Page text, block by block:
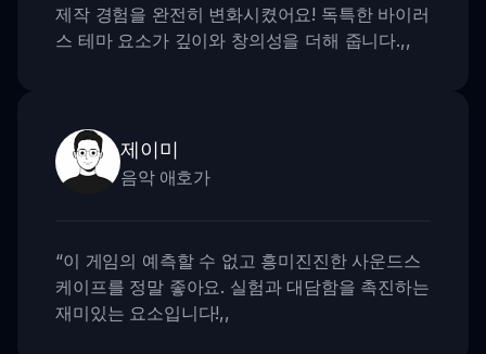
제작 경험을 완전히 변화시켰어요! 독특한 바이러
스 테마 요소가 깊이와 창의성을 더해 줍니다.,,
제이미
음악 애호가
“이 게임의 예측할 수 없고 흥미진진한 사운드스
케이프를 정말 좋아요. 실험과 대담함을 촉진하는
재미있는 요소입니다!,,